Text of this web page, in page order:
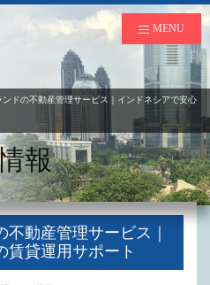
MENU
ンドの不動産管理サービス｜インドネシアで安心
報
動産管理サービス｜
賃貸運用サポート